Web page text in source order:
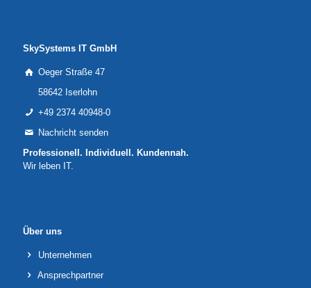
SkySystems IT GmbH
Oeger Straße 47
58642 Iserlohn
+49 2374 40948-0
Nachricht senden
Professionell. Individuell. Kundennah.
Wir leben IT.
Über uns
Unternehmen
Ansprechpartner